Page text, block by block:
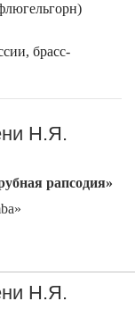
брасс-
Н.Я.
рапсодия»
Н.Я.